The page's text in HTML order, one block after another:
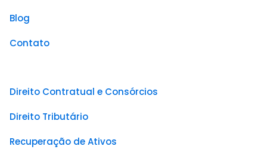
Blog
Contato
Direito Contratual e Consórcios
Direito Tributário
Recuperação de Ativos